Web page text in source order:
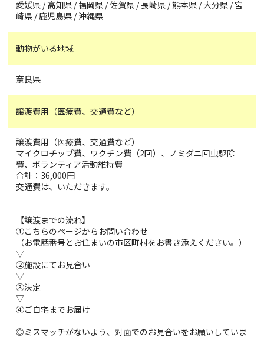
愛媛県 / 高知県 / 福岡県 / 佐賀県 / 長崎県 / 熊本県 / 大分県 / 宮
崎県 / 鹿児島県 / 沖縄県
動物がいる地域
奈良県
譲渡費用（医療費、交通費など）
譲渡費用（医療費、交通費など）
マイクロチップ費、ワクチン費（2回）、ノミダニ回虫駆除
費、ボランティア活動維持費
合計：36,000円
交通費は、いただきます。
【譲渡までの流れ】
①こちらのページからお問い合わせ
（お電話番号とお住まいの市区町村をお書き添えください。）
▽
②施設にてお見合い
▽
③決定
▽
④ご自宅までお届け
◎ミスマッチがないよう、対面でのお見合いをお願いしていま